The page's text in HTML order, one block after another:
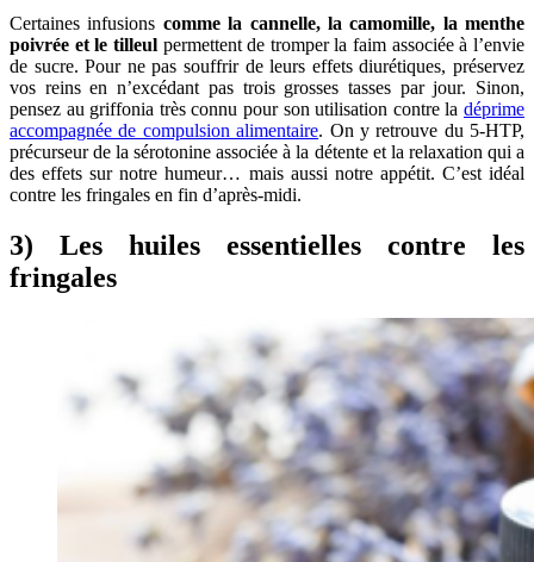
Certaines infusions comme la cannelle, la camomille, la menthe
poivrée et le tilleulpermettent de tromper la faim associée à l’envie
de sucre. Pour ne pas souffrir de leurs effets diurétiques, préservez
vos reins en n’excédant pas trois grosses tasses par jour. Sinon,
pensez au griffonia très connu pour son utilisation contre la déprime
accompagnée de compulsion alimentaire. On y retrouve du 5-HTP,
précurseur de la sérotonine associée à la détente et la relaxation qui a
des effets sur notre humeur… mais aussi notre appétit. C’est idéal
contre les fringales en fin d’après-midi.
3) Les huiles essentielles contre les
fringales